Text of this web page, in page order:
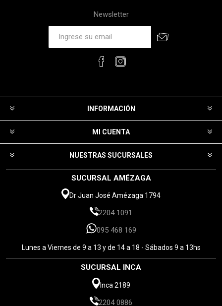
Newsletter
INFORMACIÓN
MI CUENTA
NUESTRAS SUCURSALES
SUCURSAL AMÉZAGA
Dr Juan José Amézaga 1794
2204 1091
095 468 169
Lunes a Viernes de 9 a 13 y de 14 a 18 - Sábados 9 a 13hs
SUCURSAL INCA
Inca 2189
2204 0886